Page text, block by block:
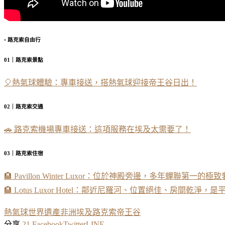
◦ 路克索自由行
01｜路克索景點
🎈熱氣球體驗：專車接送，搭熱氣球迎接帝王谷日出！
02｜路克索交通
🚗 路克索機場專車接送：這項服務在埃及太需要了！
03｜路克索住宿
🏨 Pavillon Winter Luxor：位於神殿旁邊，多年蟬聯第一的極致
🏨 Lotus Luxor Hotel：鄰近尼羅河、位置絕佳、房間乾淨，是
熱氣球世界遺產非洲埃及路克索帝王谷